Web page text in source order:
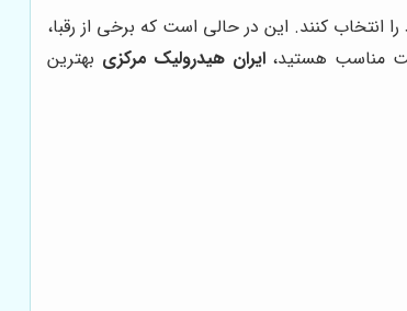
کنند. این در حالی است که برخی از رقبا،
مناسب هستید،ایران هیدرولیک مرکزی بهترین